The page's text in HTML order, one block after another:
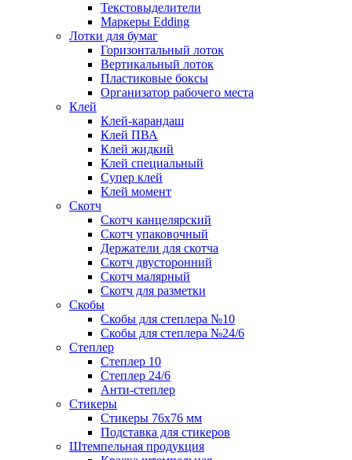
Текстовыделители
Маркеры Edding
Лотки для бумаг
Горизонтальный лоток
Вертикальный лоток
Пластиковые боксы
Организатор рабочего места
Клей
Клей-карандаш
Клей ПВА
Клей жидкий
Клей специальный
Супер клей
Клей момент
Скотч
Скотч канцелярский
Скотч упаковочный
Держатели для скотча
Скотч двусторонний
Скотч малярный
Скотч для разметки
Скобы
Скобы для степлера №10
Скобы для степлера №24/6
Степлер
Степлер 10
Степлер 24/6
Анти-степлер
Стикеры
Стикеры 76x76 мм
Подставка для стикеров
Штемпельная продукция